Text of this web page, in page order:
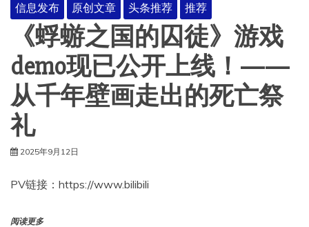
信息发布 原创文章 头条推荐 推荐
《蜉蝣之国的囚徒》游戏
demo现已公开上线！——
从千年壁画走出的死亡祭
礼
2025年9月12日
PV链接：https://www.bilibili
阅读更多